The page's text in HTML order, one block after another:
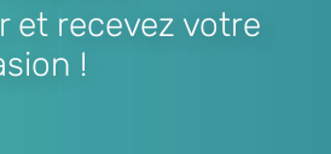
et recevez votre
!